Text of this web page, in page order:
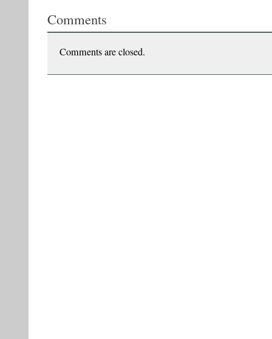
marginalilor.
Comments
Comments are closed.